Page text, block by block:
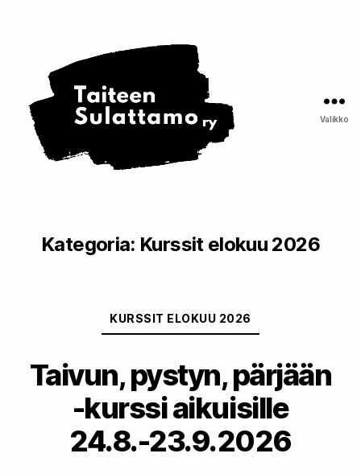
Valikko
Kategoria: Kurssit elokuu 2026
KURSSIT ELOKUU 2026
Taivun, pystyn, pärjään
-kurssi aikuisille
24.8.-23.9.2026